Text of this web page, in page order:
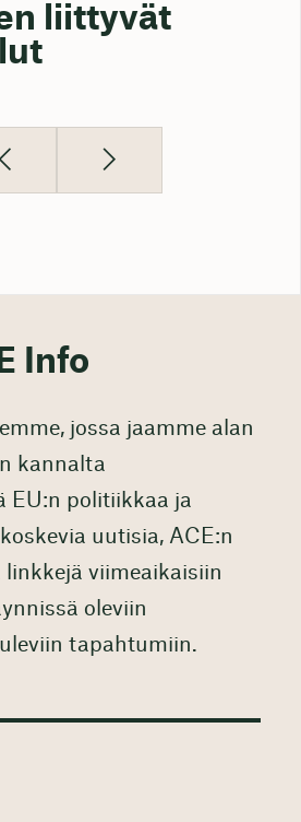
liittyvät
Info
jossa jaamme alan
kannalta
EU:n politiikkaa ja
uutisia, ACE:n
viimeaikaisiin
oleviin
tapahtumiin.